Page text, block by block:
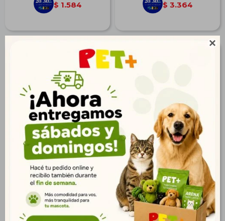

$ 1.584 $ 3.364
Pro Plan Sachet Perro
Adulto Pollo 100 gr
$ 101
$ 73
Pro Plan Sachet Gato
Castrado Pollo 85 gr
$ 101
$ 73